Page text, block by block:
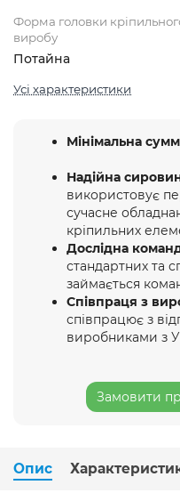
Форма головки
виробу
Потайна
Усі характеристики
Мінімальна
Надійна
використовує
сучасне
кріпильних
Дослідна
стандартних та
займається
Співпраця з
співпрацює з
виробниками з
Замовити
Опис